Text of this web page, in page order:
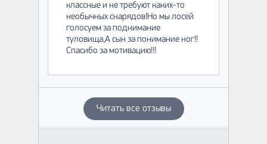
классные и не требуют каких-то
необычных снарядов!Но мы лосей
голосуем за поднимание
туловища,А сын за понимание ног!!
Спасибо за мотивацию!!!
Читать все отзывы